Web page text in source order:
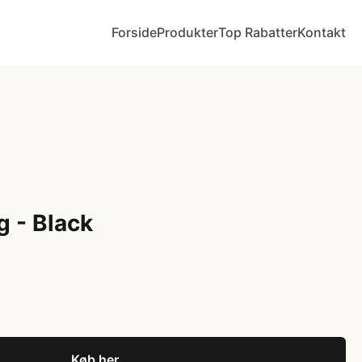
ForsideProdukterTop RabatterKontakt
- Black